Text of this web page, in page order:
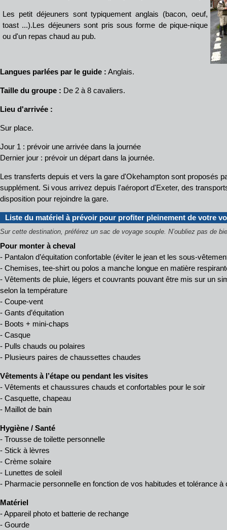
Les petit déjeuners sont typiquement anglais (bacon, oeuf,
toast ...).Les déjeuners sont pris sous forme de pique-nique
ou d'un repas chaud au pub.
Langues parlées par le guide : Anglais.
Taille du groupe : De 2 à 8 cavaliers.
Lieu d'arrivée :
Sur place.
Jour 1 : prévoir une arrivée dans la journée
Dernier jour : prévoir un départ dans la journée.
Les transferts depuis et vers la gare d'Okehampton sont proposés
supplément. Si vous arrivez depuis l'aéroport d'Exeter, des
disposition pour rejoindre la gare.
Liste du matériel à prévoir pour profiter pleinement de votre
Sur cette destination, préférez un sac de voyage souple. N’oubliez pas de
Pour monter à cheval
- Pantalon d’équitation confortable (éviter le jean et les sous-
- Chemises, tee-shirt ou polos a manche longue en matière
- Vêtements de pluie, légers et couvrants pouvant être mis sur un
selon la température
- Coupe-vent
- Gants d’équitation
- Boots + mini-chaps
- Casque
- Pulls chauds ou polaires
- Plusieurs paires de chaussettes chaudes
Vêtements à l’étape ou pendant les visites
- Vêtements et chaussures chauds et confortables pour le soir
- Casquette, chapeau
- Maillot de bain
Hygiène / Santé
- Trousse de toilette personnelle
- Stick à lèvres
- Crème solaire
- Lunettes de soleil
- Pharmacie personnelle en fonction de vos habitudes et tolérance
Matériel
- Appareil photo et batterie de rechange
- Gourde